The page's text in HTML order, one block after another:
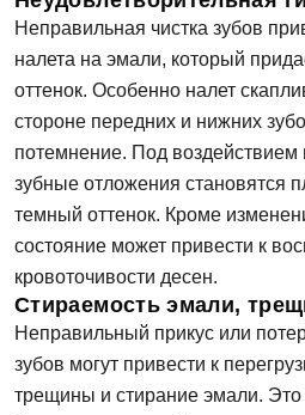
Неправильная чистка зубов
налета на эмали, который
оттенок. Особенно налет
стороне передних и нижних
потемнение. Под
зубные отложения становятся
темный оттенок. Кроме
состояние может привести к
кровоточивости десен.
Стираемость эмали,
Неправильный прикус или
зубов могут привести к
трещины и стирание эмали. Это